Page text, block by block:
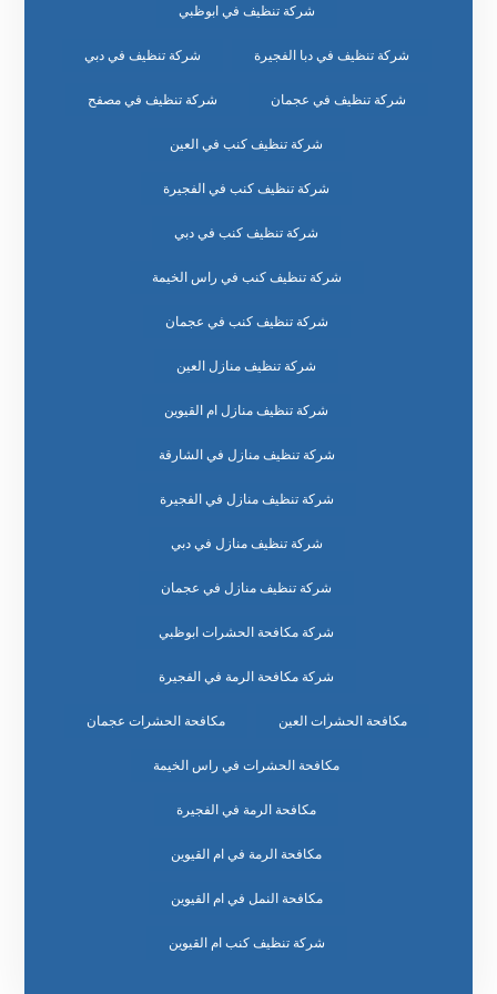
شركة تنظيف في ابوظبي
شركة تنظيف في دبا الفجيرة شركة تنظيف في دبي
شركة تنظيف في عجمان شركة تنظيف في مصفح
شركة تنظيف كنب في العين
شركة تنظيف كنب في الفجيرة
شركة تنظيف كنب في دبي
شركة تنظيف كنب في راس الخيمة
شركة تنظيف كنب في عجمان
شركة تنظيف منازل العين
شركة تنظيف منازل ام القيوين
شركة تنظيف منازل في الشارقة
شركة تنظيف منازل في الفجيرة
شركة تنظيف منازل في دبي
شركة تنظيف منازل في عجمان
شركة مكافحة الحشرات ابوظبي
شركة مكافحة الرمة في الفجيرة
مكافحة الحشرات العين مكافحة الحشرات عجمان
مكافحة الحشرات في راس الخيمة
مكافحة الرمة في الفجيرة
مكافحة الرمة في ام القيوين
مكافحة النمل في ام القيوين